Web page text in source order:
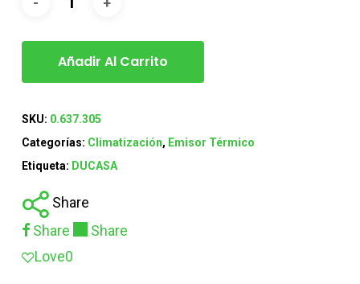
Añadir Al Carrito
SKU: 0.637.305
Categorías: Climatización, Emisor Térmico
Etiqueta: DUCASA
Share
Share
Share
Love0